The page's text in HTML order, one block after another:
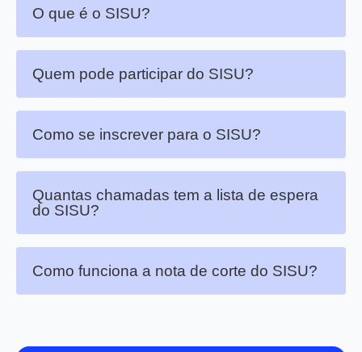
O que é o SISU?
Quem pode participar do SISU?
Como se inscrever para o SISU?
Quantas chamadas tem a lista de espera
do SISU?
Como funciona a nota de corte do SISU?